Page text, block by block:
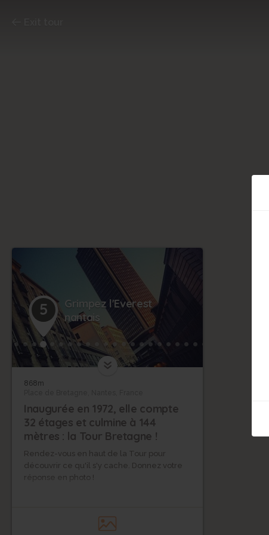
5
Grimpez l'Everest
nantais
868m
Inaugurée en 1972, elle compte
32 étages et culmine à 144
mètres : la Tour Bretagne !
Rendez-vous en haut de la Tour pour
découvrir ce qu'il s'y cache. Donnez votre
réponse en photo !